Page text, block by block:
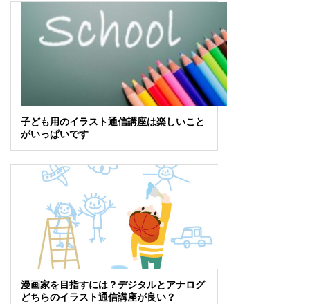
子ども用のイラスト通信講座は楽しいこと
がいっぱいです
漫画家を目指すには？デジタルとアナログ
どちらのイラスト通信講座が良い？